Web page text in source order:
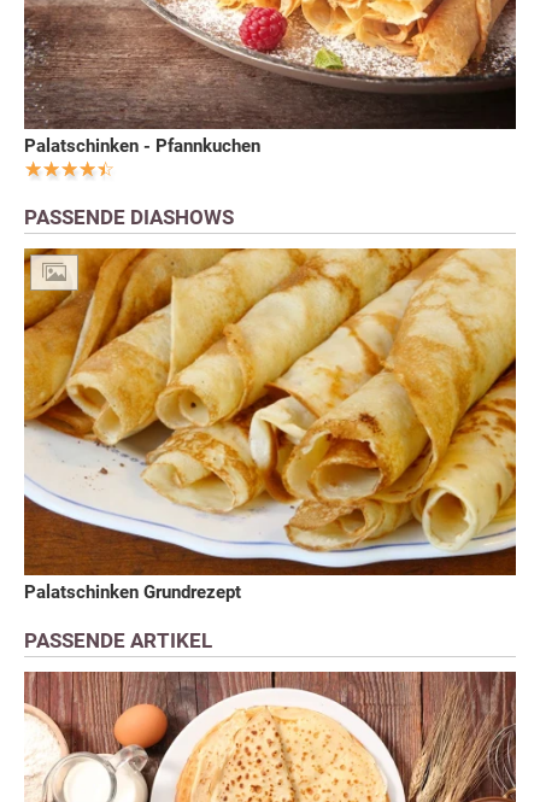
Palatschinken - Pfannkuchen
PASSENDE DIASHOWS
Palatschinken Grundrezept
PASSENDE ARTIKEL